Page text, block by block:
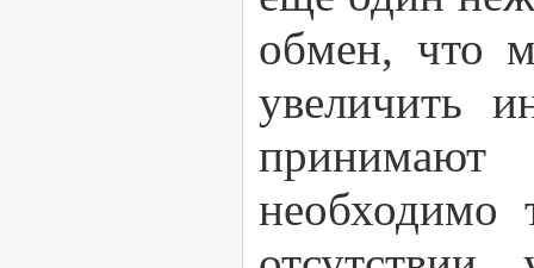
обмен, что
увеличить
необходимо